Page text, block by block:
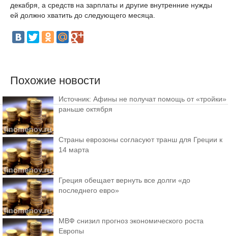
декабря, а средств на зарплаты и другие внутренние нужды
ей должно хватить до следующего месяца.
Похожие новости
Источник: Афины не получат помощь от «тройки»
раньше октября
Страны еврозоны согласуют транш для Греции к
14 марта
Греция обещает вернуть все долги «до
последнего евро»
МВФ снизил прогноз экономического роста
Европы